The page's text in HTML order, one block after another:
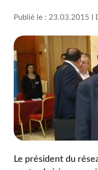
Publié le : 23.03.2015 I
Le président du